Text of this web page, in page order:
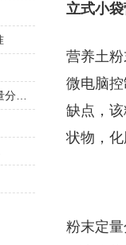
立式小
营养土
微电脑
缺点，
状物，
粉末定